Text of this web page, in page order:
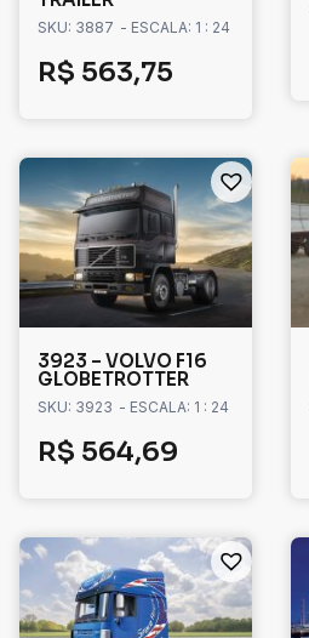
SKU: 3887 - ESCALA: 1 : 24
R$ 563,75
3923 – VOLVO F16
GLOBETROTTER
SKU: 3923 - ESCALA: 1 : 24
R$ 564,69